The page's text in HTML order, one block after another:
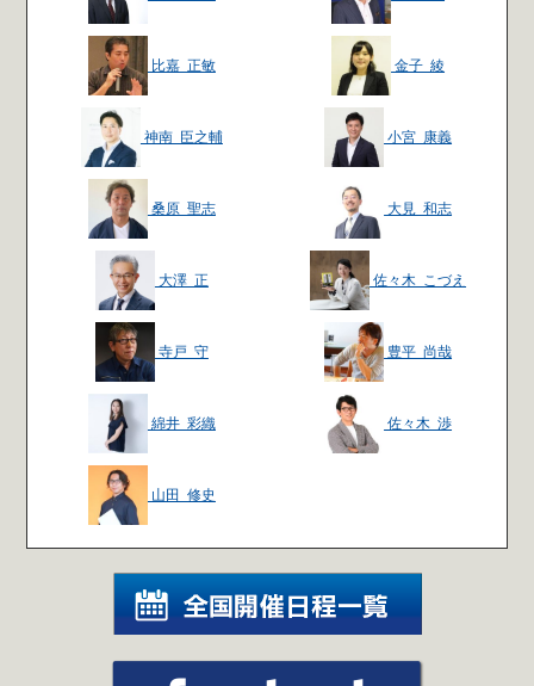
比嘉 正敏 金子 綾
神南 臣之輔 小宮 康義
桑原 聖志 大見 和志
大澤 正 佐々木 こづえ
寺戸 守 豊平 尚哉
綿井 彩織 佐々木 渉
山田 修史